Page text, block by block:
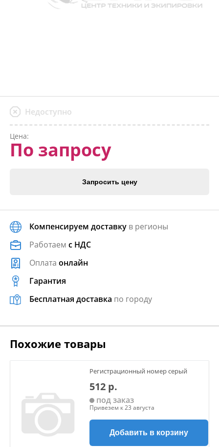
Недоступно
Цена:
По запросу
Запросить цену
Компенсируем доставку в регионы
Работаем с НДС
Оплата онлайн
Гарантия
Бесплатная доставка по городу
Похожие товары
Регистрационный номер серый
512 р.
под заказ
Привезем к 23 августа
Добавить в корзину